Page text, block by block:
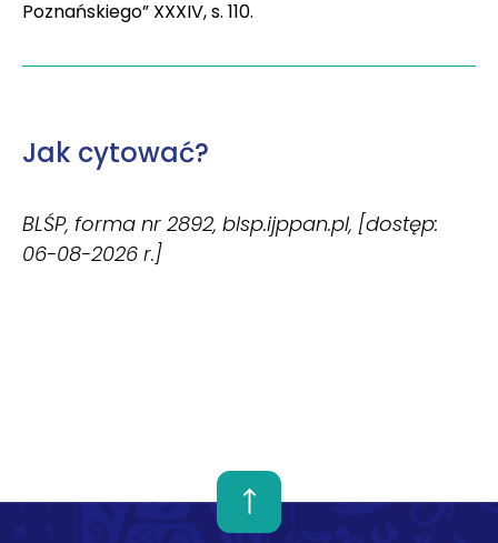
Poznańskiego” XXXIV, s. 110.
Jak cytować?
BLŚP, forma nr 2892, blsp.ijppan.pl, [dostęp:
06-08-2026 r.]